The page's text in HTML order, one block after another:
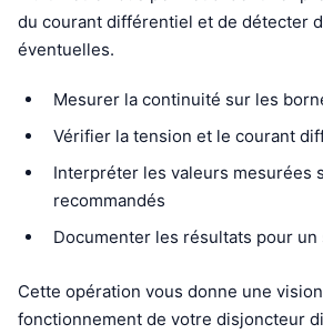
du courant différentiel et de détecter
éventuelles.
Mesurer la continuité sur les
Vérifier la tension et le courant
Interpréter les valeurs mesurées
recommandés
Documenter les résultats pour
Cette opération vous donne une
fonctionnement de votre disjoncteur